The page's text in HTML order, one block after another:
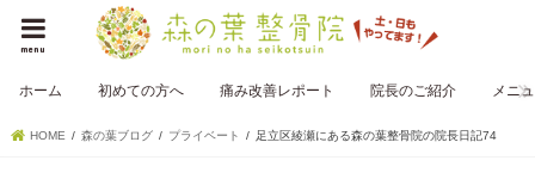
menu
ホーム 初めての方へ 痛み改善レポート 院長のご紹介 メニ
HOME 森の葉ブログ プライベート 足立区綾瀬にある森の葉整骨院の院長日記74